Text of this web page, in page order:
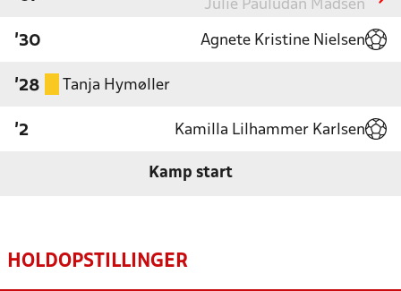
Julie Pauludan Madsen
'30 Agnete Kristine Nielsen
'28 Tanja Hymøller
'2 Kamilla Lilhammer Karlsen
Kamp start
HOLDOPSTILLINGER